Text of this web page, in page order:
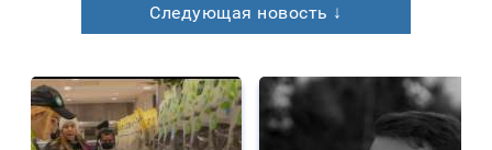
Следующая новость ↓